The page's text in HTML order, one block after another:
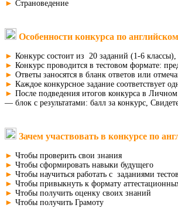
► Страноведение
Особенности конкурса по
► Конкурс состоит из 20 заданий (1-6
► Конкурс проводится в тестовом формате:
► Ответы заносятся в бланк ответов или
► Каждое конкурсное задание соответствует
► После подведения итогов конкурса в
— блок с результатами: балл за конкурс,
Зачем участвовать в конкурсе по
► Чтобы проверить свои знания
► Чтобы сформировать навыки будущего
► Чтобы научиться работать с заданиями
► Чтобы привыкнуть к формату
► Чтобы получить оценку своих знаний
► Чтобы получить Грамоту